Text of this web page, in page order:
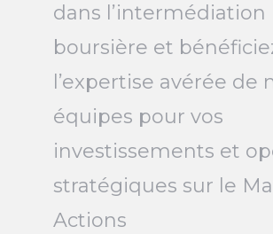
dans l’intermédiation
boursière et
l’expertise avérée de
équipes pour vos
investissements et
stratégiques sur le
Actions